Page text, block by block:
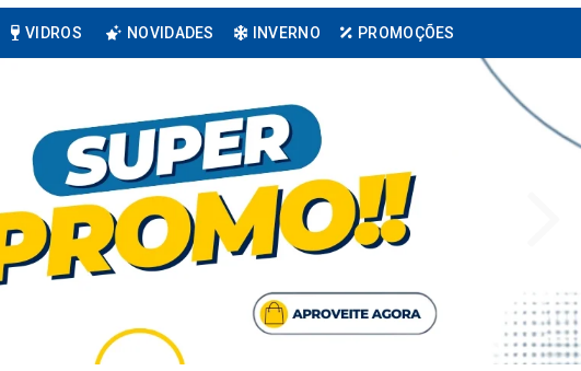
VIDROS NOVIDADES INVERNO PROMOÇÕES